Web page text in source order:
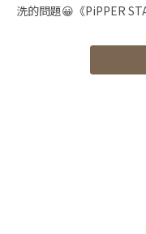
洗的問題😀《PiPPER
專利技術 🌟《PiPPER
利) 味道都是比較天然的